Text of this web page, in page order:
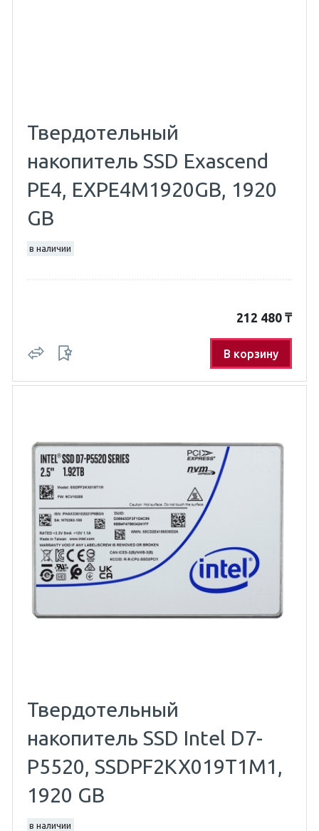
Твердотельный
накопитель SSD Exascend
PE4, EXPE4M1920GB, 1920
GB
в наличии
212 480 ₸
В корзину
Твердотельный
накопитель SSD Intel D7-
P5520, SSDPF2KX019T1M1,
1920 GB
в наличии